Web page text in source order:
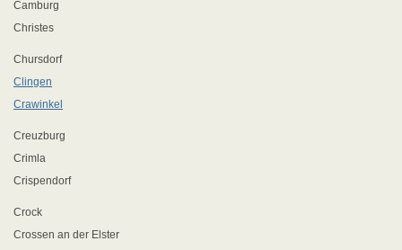
Camburg
Christes
Chursdorf
Clingen
Crawinkel
Creuzburg
Crimla
Crispendorf
Crock
Crossen an der Elster